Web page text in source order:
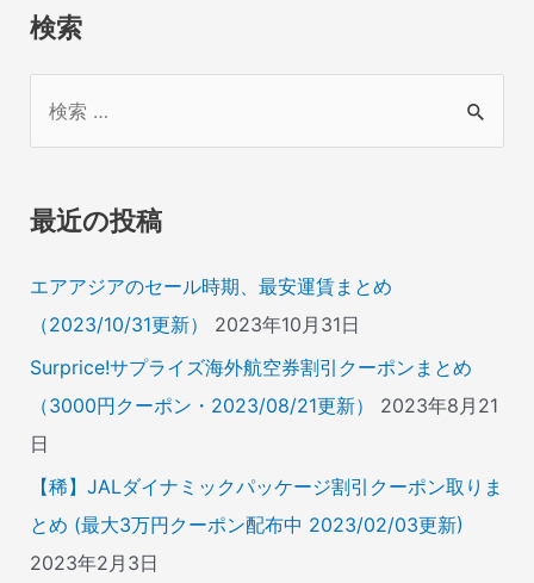
検索
象
最近の投稿
エアアジアのセール時期、最安運賃まとめ
（2023/10/31更新）
2023年10月31日
Surprice!サプライズ海外航空券割引クーポンまとめ
（3000円クーポン・2023/08/21更新）
2023年8月21
日
【稀】JALダイナミックパッケージ割引クーポン取りま
とめ (最大3万円クーポン配布中 2023/02/03更新)
2023年2月3日